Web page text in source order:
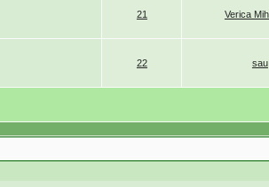
21 Verica
22 sau